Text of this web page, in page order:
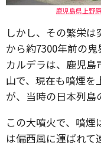
鹿児島県上野
しかし、その繁栄
から約7300年前の
カルデラは、鹿児
山で、現在も噴煙を
が、当時の日本列島
この大噴火で、噴
は偏西風に運ばれて